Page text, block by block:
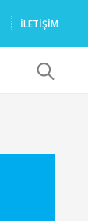
İLETİŞİM